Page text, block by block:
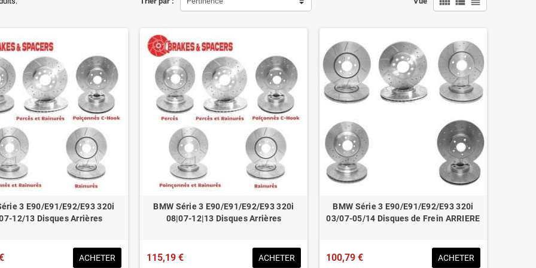
de 20% en moyenne
pour le contrôle technique
3 E90/E91/E92/E93 320i
12/13 Disques Arrières
ACHETER
BMW Série 3 E90/E91/E92/E93 320i
08|07-12|13 Disques Arrières
115,19 € ACHETER
BMW Série 3 E90/E91/E92/E93 320i
03/07-05/14 Disques de Frein ARRIERE
100,79 € ACHETER